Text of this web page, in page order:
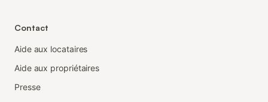
Contact
Aide aux locataires
Aide aux propriétaires
Presse